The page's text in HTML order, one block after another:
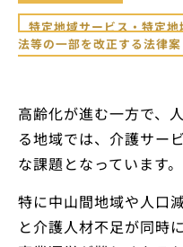
特定地域サービス・特定
法等の一部を改正する法律
高齢化が進む一方で、
る地域では、介護サー
な課題となっています。
特に中山間地域や人口
と介護人材不足が同時